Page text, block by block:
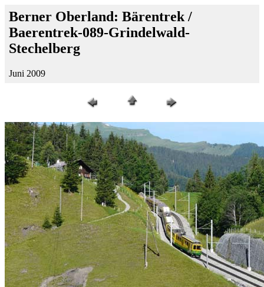
Berner Oberland: Bärentrek /
Baerentrek-089-Grindelwald-
Stechelberg
Juni 2009